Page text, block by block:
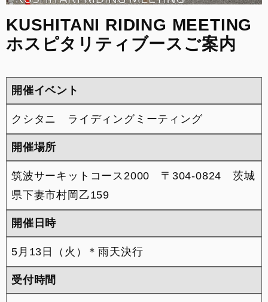
店舗案内
整備予約
INSTAGRAM
KUSHITANI RIDING MEETING
ホスピタリティブースご案内
開催イベント
クシタニ ライディングミーティング
開催場所
筑波サーキットコース2000 〒304-0824 茨城
県下妻市村岡乙159
開催日時
5月13日（火）＊雨天決行
受付時間